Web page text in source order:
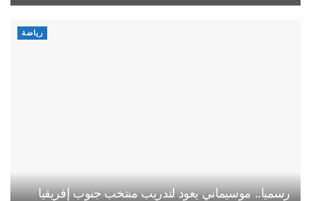
رياضة
رسميا.. موسيماني يعود لتدريب منتخب جنوب إفريقيا